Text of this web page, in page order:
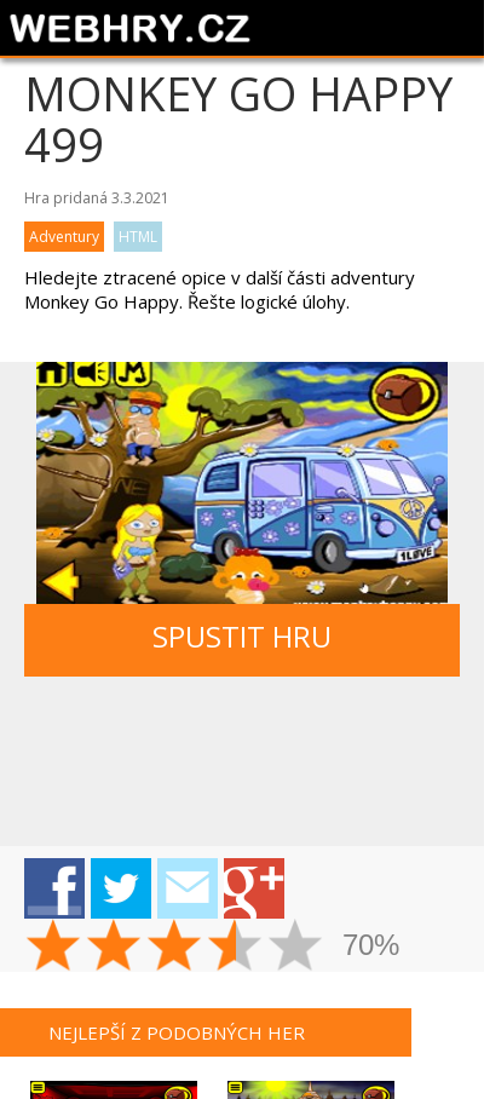
MONKEY GO HAPPY
499
Hra pridaná 3.3.2021
Adventury
HTML
Hledejte ztracené opice v další části adventury
Monkey Go Happy. Řešte logické úlohy.
SPUSTIT HRU
70%
NEJLEPŠÍ Z PODOBNÝCH HER